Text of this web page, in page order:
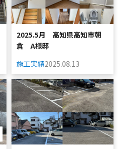
2025.5月 高知県高知市朝
倉 A様邸
施工実績2025.08.13